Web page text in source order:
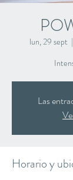
lun, 29 sept
  |
Las
Horario y